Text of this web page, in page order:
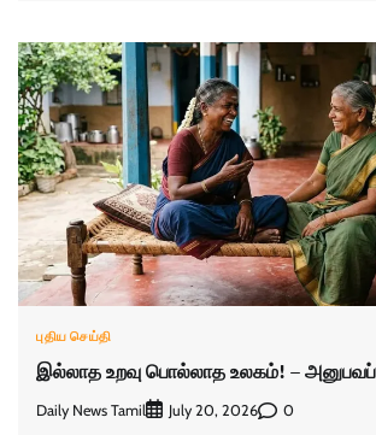
புதிய செய்தி
இல்லாத உறவு பொல்லாத உலகம்! – அனுபவப்
Daily News Tamil July 20, 2026 0